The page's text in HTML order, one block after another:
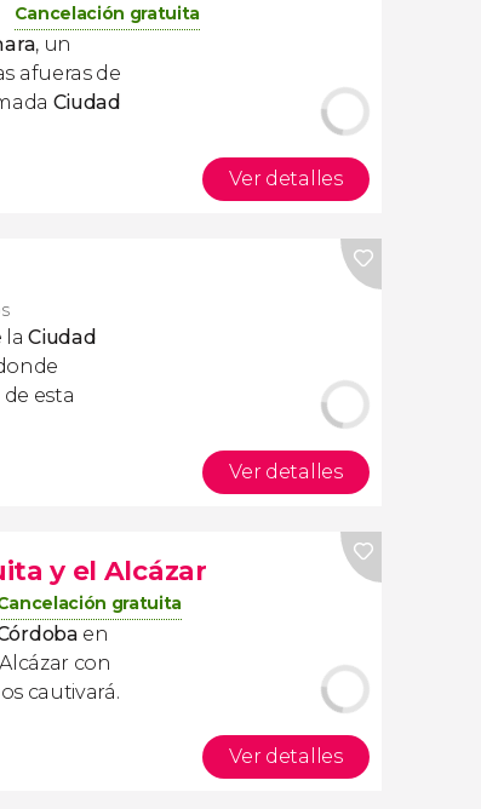
Cancelación gratuita
, un
afueras de
Ciudad
Ver detalles
laCiudad
esta
Ver detalles
y el Alcázar
gratuita
en
con
cautivará.
Ver detalles